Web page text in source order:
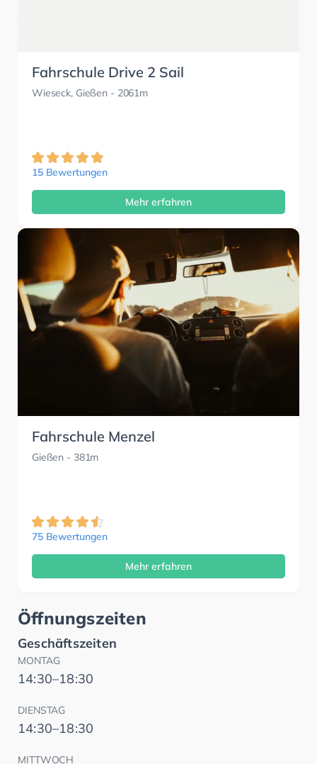
Fahrschule Drive 2 Sail
Wieseck, Gießen - 2061m
15 Bewertungen
Mehr erfahren
Fahrschule Menzel
Gießen - 381m
75 Bewertungen
Mehr erfahren
Öffnungszeiten
Geschäftszeiten
MONTAG
14:30–18:30
DIENSTAG
14:30–18:30
MITTWOCH